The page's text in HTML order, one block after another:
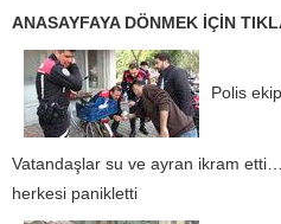
ANASAYFAYA DÖNMEK İÇİN
Polis
Vatandaşlar su ve ayran ikram
herkesi panikletti